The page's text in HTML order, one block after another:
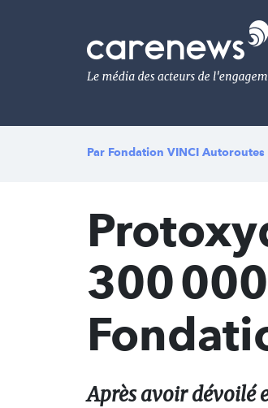
Le
média
de
l'engagement
Par Fondation VINCI Autoroutes
300
Après avoir dévoilé